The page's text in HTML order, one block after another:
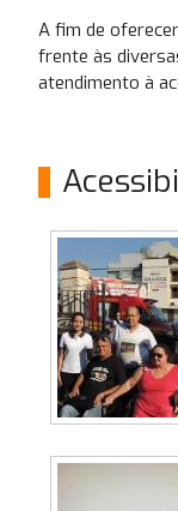
A fim de
frente às
atendimento à